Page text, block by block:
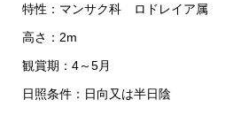
特性：マンサク科 ロドレイア属
高さ：2m
観賞期：4～5月
日照条件：日向又は半日陰